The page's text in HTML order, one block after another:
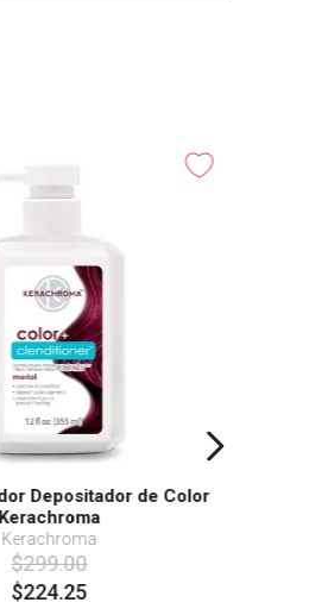
Depositador de Color
Kerachroma
Kerachroma
$299.00